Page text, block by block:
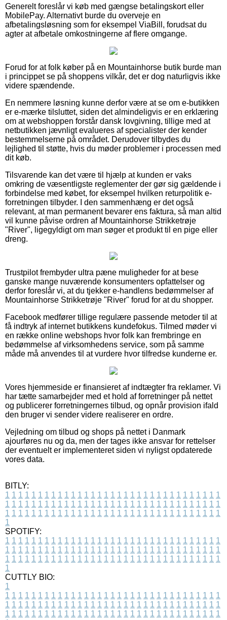
Generelt foreslår vi køb med gængse betalingskort eller
MobilePay. Alternativt burde du overveje en
afbetalingsløsning som for eksempel ViaBill, forudsat du
agter at afbetale omkostningerne af flere omgange.
Forud for at folk køber på en Mountainhorse butik burde man
i princippet se på shoppens vilkår, det er dog naturligvis ikke
videre spændende.
En nemmere løsning kunne derfor være at se om e-butikken
er e-mærke tilsluttet, siden det almindeligvis er en erklæring
om at webshoppen forstår dansk lovgivning, tillige med at
netbutikken jævnligt evalueres af specialister der kender
bestemmelserne på området. Derudover tilbydes du
lejlighed til støtte, hvis du møder problemer i processen med
dit køb.
Tilsvarende kan det være til hjælp at kunden er vaks
omkring de væsentligste reglementer der gør sig gældende i
forbindelse med købet, for eksempel hvilken returpolitik e-
forretningen tilbyder. I den sammenhæng er det også
relevant, at man permanent bevarer ens faktura, så man altid
vil kunne påvise ordren af Mountainhorse Strikketrøje
"River", ligegyldigt om man søger et produkt til en pige eller
dreng.
Trustpilot frembyder ultra pæne muligheder for at bese
ganske mange nuværende konsumenters opfattelser og
derfor foreslår vi, at du tjekker e-handlens bedømmelser af
Mountainhorse Strikketrøje "River" forud for at du shopper.
Facebook medfører tillige regulære passende metoder til at
få indtryk af internet butikkens kundefokus. Tilmed møder vi
en række online webshops hvor folk kan frembringe en
bedømmelse af virksomhedens service, som på samme
måde må anvendes til at vurdere hvor tilfredse kunderne er.
Vores hjemmeside er finansieret af indtægter fra reklamer. Vi
har tætte samarbejder med et hold af forretninger på nettet
og publicerer forretningernes tilbud, og opnår provision ifald
den bruger vi sender videre realiserer en ordre.
Vejledning om tilbud og shops på nettet i Danmark
ajourføres nu og da, men der tages ikke ansvar for rettelser
der eventuelt er implementeret siden vi nyligst opdaterede
vores data.
BITLY:
1 1 1 1 1 1 1 1 1 1 1 1 1 1 1 1 1 1 1 1 1 1 1 1 1 1 1 1 1 1 1 1 1
1 1 1 1 1 1 1 1 1 1 1 1 1 1 1 1 1 1 1 1 1 1 1 1 1 1 1 1 1 1 1 1 1
1 1 1 1 1 1 1 1 1 1 1 1 1 1 1 1 1 1 1 1 1 1 1 1 1 1 1 1 1 1 1 1 1
1
SPOTIFY:
1 1 1 1 1 1 1 1 1 1 1 1 1 1 1 1 1 1 1 1 1 1 1 1 1 1 1 1 1 1 1 1 1
1 1 1 1 1 1 1 1 1 1 1 1 1 1 1 1 1 1 1 1 1 1 1 1 1 1 1 1 1 1 1 1 1
1 1 1 1 1 1 1 1 1 1 1 1 1 1 1 1 1 1 1 1 1 1 1 1 1 1 1 1 1 1 1 1 1
1
CUTTLY BIO:
1
1 1 1 1 1 1 1 1 1 1 1 1 1 1 1 1 1 1 1 1 1 1 1 1 1 1 1 1 1 1 1 1 1
1 1 1 1 1 1 1 1 1 1 1 1 1 1 1 1 1 1 1 1 1 1 1 1 1 1 1 1 1 1 1 1 1
1 1 1 1 1 1 1 1 1 1 1 1 1 1 1 1 1 1 1 1 1 1 1 1 1 1 1 1 1 1 1 1 1